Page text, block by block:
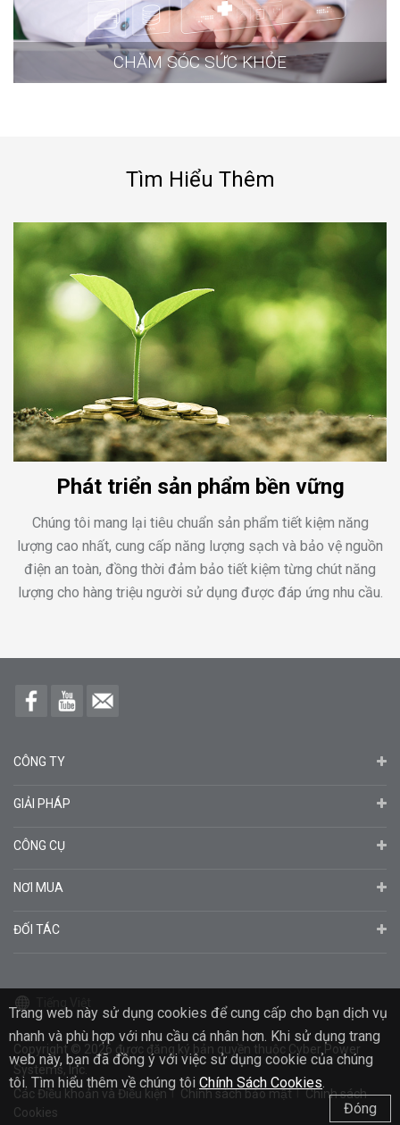
CHĂM SÓC SỨC KHỎE
Tìm Hiểu Thêm
Phát triển sản phẩm bền vững
Chúng tôi mang lại tiêu chuẩn sản phẩm tiết kiệm năng
lượng cao nhất, cung cấp năng lượng sạch và bảo vệ nguồn
điện an toàn, đồng thời đảm bảo tiết kiệm từng chút năng
lượng cho hàng triệu người sử dụng được đáp ứng nhu cầu.
Trang web này sử dụng cookies để cung cấp cho bạn dịch vụ
nhanh và phù hợp với nhu cầu cá nhân hơn. Khi sử dụng trang
web này, bạn đã đồng ý với việc sử dụng cookie của chúng
tôi. Tìm hiểu thêm về chúng tôi Chính Sách Cookies.
Đóng
CÔNG TY
GIẢI PHÁP
CÔNG CỤ
NƠI MUA
ĐỐI TÁC
Copyright © 2026 được đăng ký bản quyền thuộc Cyber ​​Power
Systems, Inc.
Các Điều khoản và Điều kiện
Chính sách bảo mật
Chính sách
Cookies